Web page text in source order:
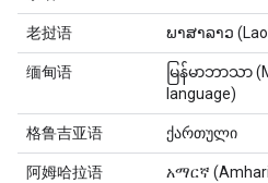
老挝语 ພາສາລາວ
缅甸语
မြန်မာဘာသာ
language)
格鲁吉亚语 ქართული
阿姆哈拉语 አማርኛ